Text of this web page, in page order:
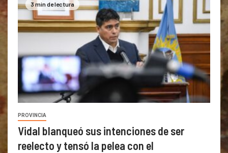
3 min de lectura
PROVINCIA
Vidal blanqueó sus intenciones de ser
reelecto y tensó la pelea con el